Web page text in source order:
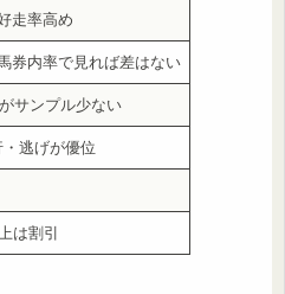
走率高め
券内率で見れば差はない
サンプル少ない
逃げが優位
は割引